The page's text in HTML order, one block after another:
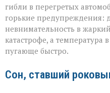
гибли в перегретых
горькие предупреждения:
невнимательность в
катастрофе, а
пугающе быстро.
Сон, ставший